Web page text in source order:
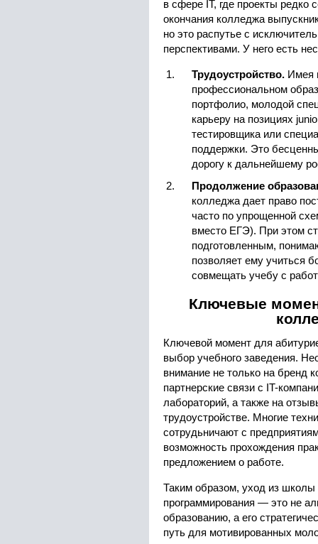
в сфере IT, где проекты редко
окончания колледжа
но это распутье с
перспективами. У него есть
Трудоустройство. Имея
профессиональном
портфолио, молодой
карьеру на позициях
тестировщика или
поддержки. Это
дорогу к дальнейшему
Продолжение
колледжа дает право
часто по упрощенной
вместо ЕГЭ). При этом
подготовленным,
позволяет ему учиться
совмещать учебу с
Ключевые
Ключевой момент для
выбор учебного заведения.
внимание не только на бренд
партнерские связи с IT-
лабораторий, а также на
трудоустройстве. Многие
сотрудьничают с
возможность прохождения
предложением о работе.
Таким образом, уход из школы
программирования — это не
образованию, а его
путь для мотивированных